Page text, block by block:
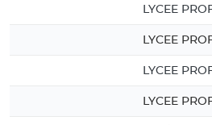
LYCEE
LYCEE
LYCEE
LYCEE